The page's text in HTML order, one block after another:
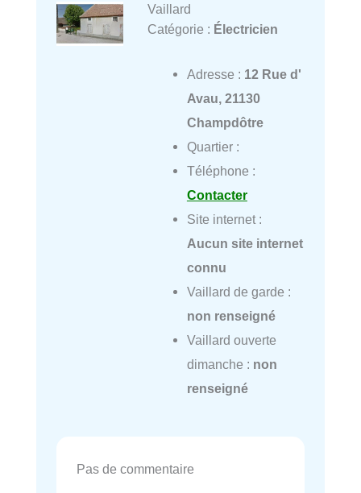
Vaillard
Catégorie : Électricien
Adresse : 12 Rue d'
Avau, 21130
Champdôtre
Quartier :
Téléphone :
Contacter
Site internet :
Aucun site internet
connu
Vaillard de garde :
non renseigné
Vaillard ouverte
dimanche : non
renseigné
Pas de commentaire